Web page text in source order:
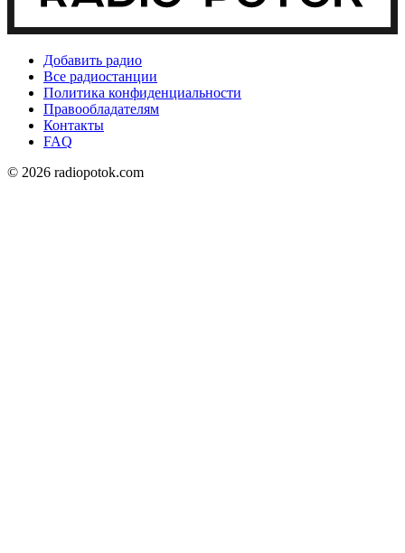
Добавить радио
Все радиостанции
Политика конфиденциальности
Правообладателям
Контакты
FAQ
© 2026 radiopotok.com